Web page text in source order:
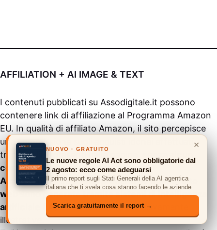
AFFILIATION + AI IMAGE & TEXT
I contenuti pubblicati su Assodigitale.it possono
contenere link di affiliazione al Programma Amazon
EU. In qualità di affiliato Amazon, il sito percepisce
una commissione sugli acquisti idonei effettuati
tramite i link presenti nelle pagine,
costo aggiuntivo per l’utente.
Alcune immagini e testi presenti su questo sito
web sono generate tramite sistemi di intelligenza
artificiale (IA)e hanno finalità esclusivamente
illustrative.
×
NUOVO · GRATUITO
Le nuove regole AI Act sono obbligatorie dal
2 agosto: ecco come adeguarsi
Il primo report sugli Stati Generali della AI agentica
italiana che ti svela cosa stanno facendo le aziende.
Scarica gratuitamente il report →